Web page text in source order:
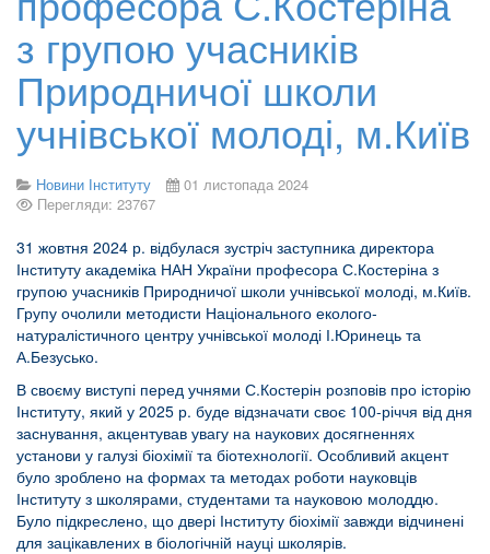
з групою учасників
Природничої школи
учнівської молоді, м.Київ
Новини Інституту
01 листопада 2024
Перегляди: 23767
31 жовтня 2024 р. відбулася зустріч заступника директора
Інституту академіка НАН України професора С.Костеріна з
групою учасників Природничої школи учнівської молоді, м.Київ.
Групу очолили методисти Національного еколого-
натуралістичного центру учнівської молоді І.Юринець та
А.Безусько.
В своєму виступі перед учнями С.Костерін розповів про історію
Інституту, який у 2025 р. буде відзначати своє 100-річчя від дня
заснування, акцентував увагу на наукових досягненнях
установи у галузі біохімії та біотехнології. Особливий акцент
було зроблено на формах та методах роботи науковців
Інституту з школярами, студентами та науковою молоддю.
Було підкреслено, що двері Інституту біохімії завжди відчинені
для зацікавлених в біологічній науці школярів.